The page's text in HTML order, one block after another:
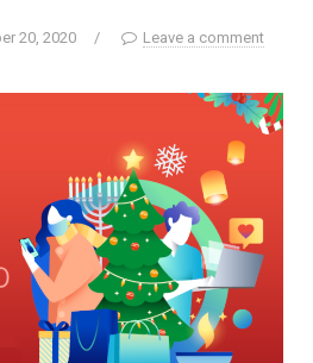
20, 2020 / Leave a comment